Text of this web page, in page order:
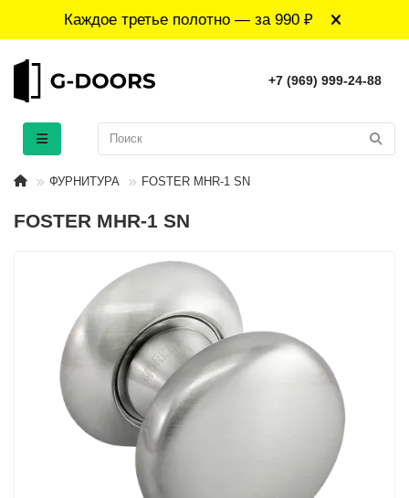
Каждое третье полотно — за 990 ₽
+7 (969) 999-24-88
ФУРНИТУРА FOSTER MHR-1 SN
FOSTER MHR-1 SN